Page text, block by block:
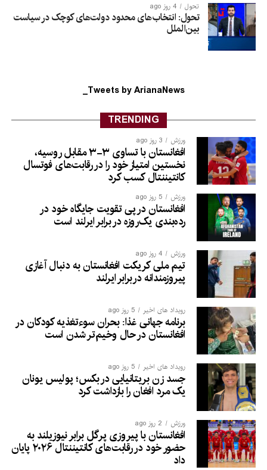
تحول 4 روز ago
تحول: انتخاب‌های محدود دولت‌های کوچک در سیاست
بین‌الملل
Tweets by ArianaNews_
TRENDING
ورزش 3 روز ago
افغانستان با تساوی ۳-۳ مقابل روسیه،
نخستین امتیاز خود را در رقابت‌های فوتسال
کانتیننتال کسب کرد
ورزش 5 روز ago
افغانستان در پی تقویت جایگاه خود در
رده‌بندی یک‌روزه در برابر ایرلند است
ورزش 4 روز ago
تیم ملی کریکت افغانستان به دنبال آغازی
پیروزمندانه دربرابر ایرلند
رویداد های اخیر 5 روز ago
برنامه جهانی غذا: بحران سوءتغذیه کودکان در
افغانستان در حال وخیم‌تر شدن است
رویداد های اخیر 5 روز ago
جسد زن بریتانیایی در بکس؛ پولیس یونان
یک مرد افغان را بازداشت کرد
ورزش 2 روز ago
افغانستان با پیروزی پرگل برابر نیوزیلند به
حضور خود در رقابت‌های کانتیننتال ۲۰۲۶ پایان
داد